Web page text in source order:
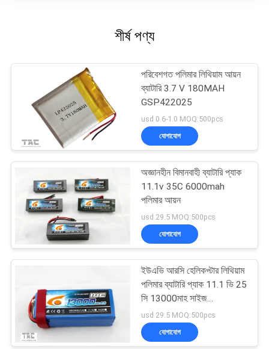
শীর্ষ পণ্য
পরিবেশগত পলিমার লিথিয়াম আয়ন
ব্যাটারি 3.7 V 180MAH
GSP422025
usd 0.6-1.0 MOQ:500pcs
যোগাযোগ
অজ্ঞানহীন বিমানবাহী ব্যাটারি প্যাক
11.1v 35C 6000mah
পলিমার আয়ন
usd 29.5 MOQ:500pcs
যোগাযোগ
ইউএভি আরসি হেলিকপ্টার লিথিয়াম
পলিমার ব্যাটারি প্যাক 11.1 ভি 25
সি 13000মাহ সাইজ
6484165
usd 29.5 MOQ:500pcs
যোগাযোগ